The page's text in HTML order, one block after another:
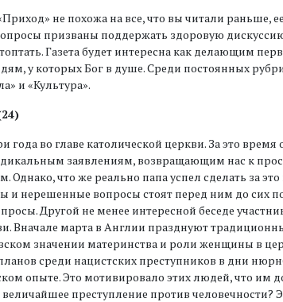
не похожа на все, что вы читали раньше,
призваны поддержать здоровую
Газета будет интересна как делающим
у которых Бог в душе. Среди постоянных
и «Культура».
года во главе католической церкви. За это
заявлениям, возвращающим нас к
Однако, что же реально папа успел сделать за
и нерешенные вопросы стоят перед ним до сих
Другой не менее интересной беседе
Вначале марта в Англии празднуют
значении материнства и роли женщины в
среди нацистских преступников в дни
опыте. Это мотивировало этих людей, что им
преступление против человечности?